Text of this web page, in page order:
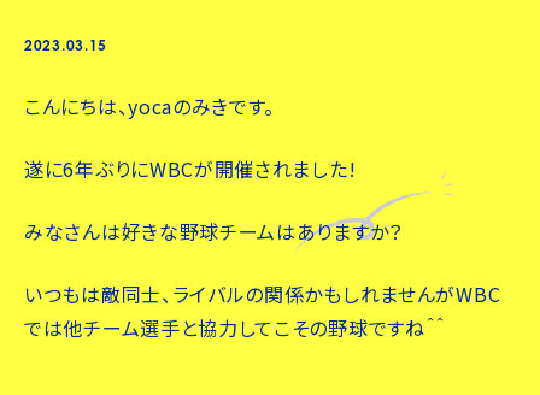
2023.03.15
こんにちは、yocaのみきです。
遂に6年ぶりにWBCが開催されました!
みなさんは好きな野球チームはありますか？
いつもは敵同士、ライバルの関係かもしれませんがWBC
では他チーム選手と協力してこその野球ですね＾＾